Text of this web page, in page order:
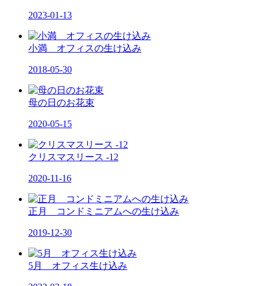
2023-01-13
小満 オフィスの生け込み
2018-05-30
母の日のお花束
2020-05-15
クリスマスリース -12
2020-11-16
正月 コンドミニアムへの生け込み
2019-12-30
5月 オフィス生け込み